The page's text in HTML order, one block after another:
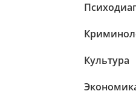
Культура